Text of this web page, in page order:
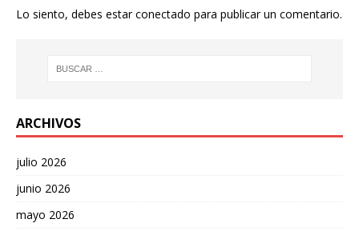
Lo siento, debes estarconectado para publicar un comentario.
ARCHIVOS
julio 2026
junio 2026
mayo 2026